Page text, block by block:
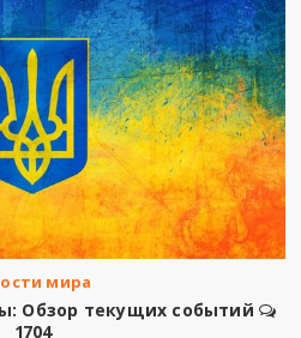
мира
Обзор текущих событий
1704